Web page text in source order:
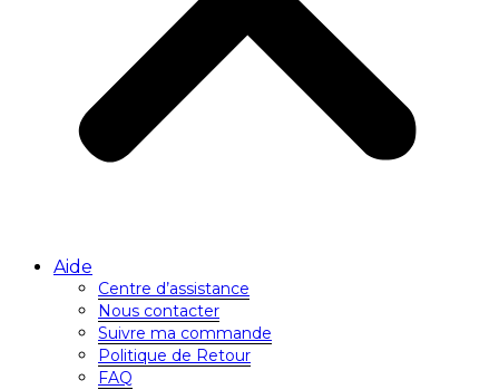
Aide
Centre d’assistance
Nous contacter
Suivre ma commande
Politique de Retour
FAQ